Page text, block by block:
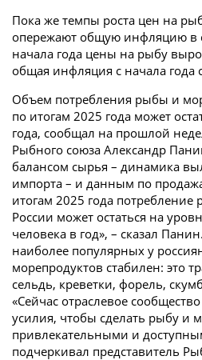
Пока же темпы роста цен на
опережают общую инфляцию в
начала года цены на рыбу
общая инфляция с начала года
Объем потребления рыбы и
по итогам 2025 года может
года, сообщал на прошлой
Рыбного союза Александр
балансом сырья – динамика
импорта – и данным по
итогам 2025 года
России может остаться на
человека в год», – сказал
наиболее популярных у
морепродуктов стабилен: это
сельдь, креветки, форель,
«Сейчас отраслевое
усилия, чтобы сделать рыбу и
привлекательными и
подчеркивал представитель